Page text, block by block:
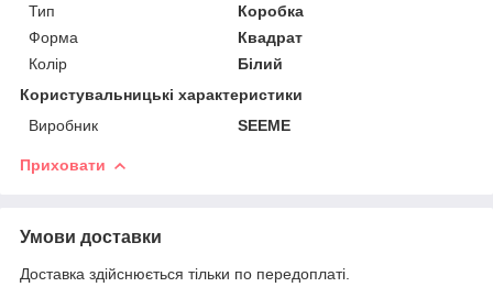
Тип
Коробка
Форма
Квадрат
Колір
Білий
Користувальницькі характеристики
Виробник
SEEME
Приховати
Умови доставки
Доставка здійснюється тільки по передоплаті.